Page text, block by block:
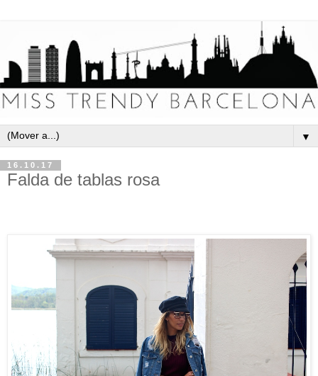
▼
16.10.17
Falda de tablas rosa